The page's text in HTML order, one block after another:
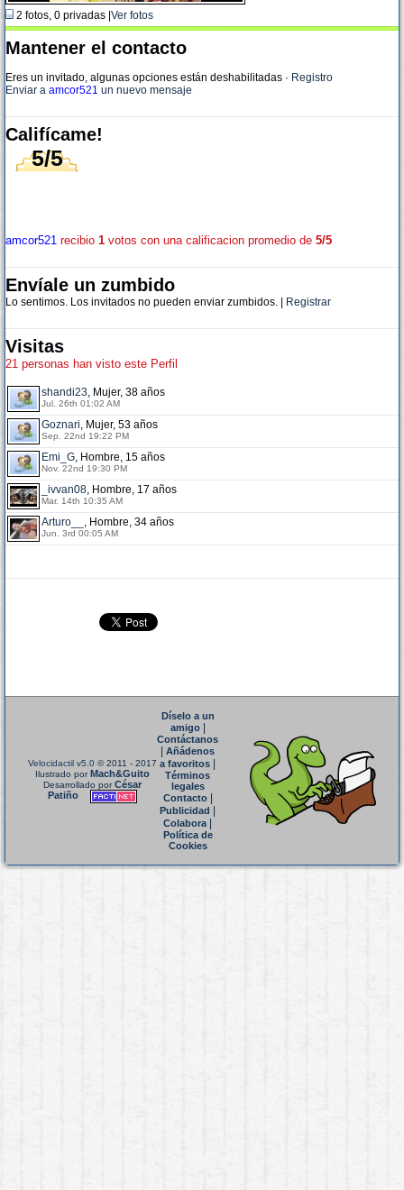
2 fotos, 0 privadas | Ver fotos
Mantener el contacto
Eres un invitado, algunas opciones están deshabilitadas · Registro
Enviar a amcor521 un nuevo mensaje
Califícame!
5/5
amcor521 recibio 1 votos con una calificacion promedio de 5/5
Envíale un zumbido
Lo sentimos. Los invitados no pueden enviar zumbidos. | Registrar
Visitas
21 personas han visto este Perfil
shandi23, Mujer, 38 años
Jul. 26th 01:02 AM
Goznari, Mujer, 53 años
Sep. 22nd 19:22 PM
Emi_G, Hombre, 15 años
Nov. 22nd 19:30 PM
_ivvan08, Hombre, 17 años
Mar. 14th 10:35 AM
Arturo__ , Hombre, 34 años
Jun. 3rd 00:05 AM
Velocidactil v5.0 © 2011 - 2017
Ilustrado porMach&Guito
Desarrollado porCésar
Patiño
Díselo a un
amigo|
Contáctanos
Añádenos
a favoritos
Términos
legales
Contacto|
Publicidad
Colabora|
Política de
Cookies